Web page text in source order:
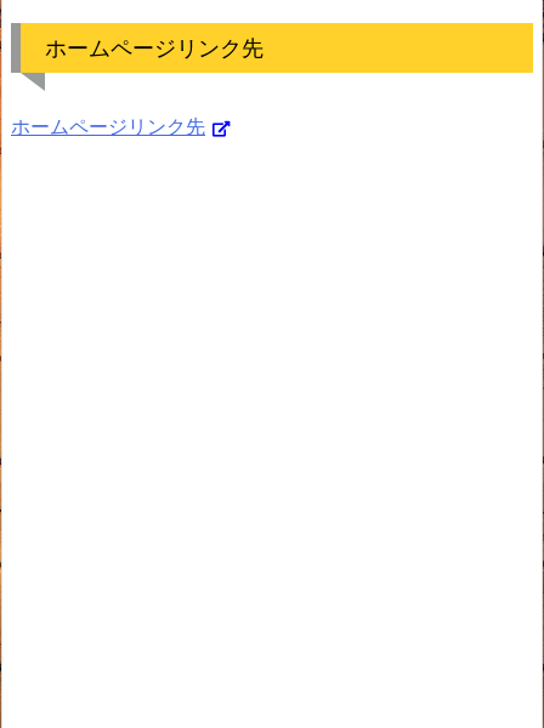
ホームページリンク先
ホームページリンク先